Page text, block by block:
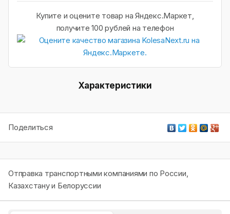
Купите и оцените товар на Яндекс.Маркет,
получите 100 рублей на телефон
Характеристики
Поделиться
Отправка транспортными компаниями по России,
Казахстану и Белоруссии